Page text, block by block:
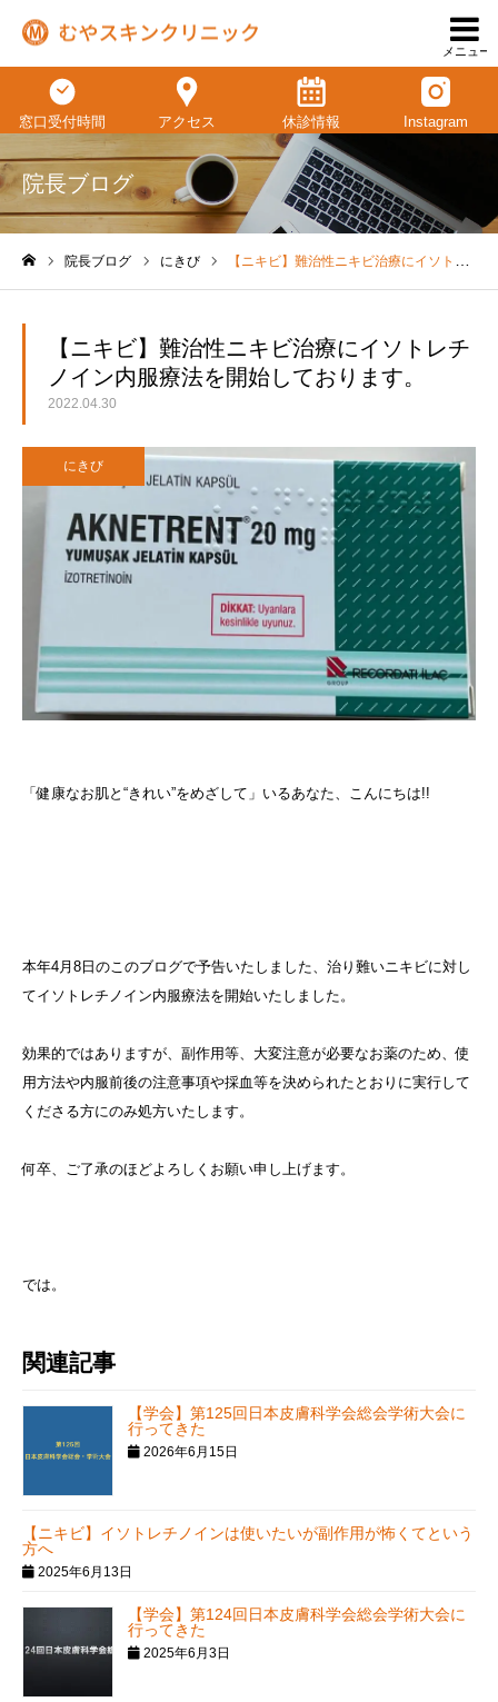
メニュー
窓口受付時間 アクセス 休診情報 Instagram
院長ブログ
院長ブログ にきび 【ニキビ】難治性ニキビ治療にイソトレチノイン内服療法を開始しております。
【ニキビ】難治性ニキビ治療にイソトレチ
ノイン内服療法を開始しております。
2022.04.30
にきび
「健康なお肌と“きれい”をめざして」いるあなた、こんにちは!!
本年4月8日のこのブログで予告いたしました、治り難いニキビに対し
てイソトレチノイン内服療法を開始いたしました。
効果的ではありますが、副作用等、大変注意が必要なお薬のため、使
用方法や内服前後の注意事項や採血等を決められたとおりに実行して
くださる方にのみ処方いたします。
何卒、ご了承のほどよろしくお願い申し上げます。
では。
関連記事
【学会】第125回日本皮膚科学会総会学術大会に
行ってきた
2026年6月15日
【ニキビ】イソトレチノインは使いたいが副作用が怖くてという
方へ
2025年6月13日
【学会】第124回日本皮膚科学会総会学術大会に
行ってきた
2025年6月3日